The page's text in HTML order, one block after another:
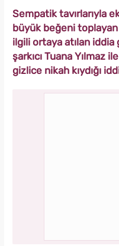
Sempatik tavırlarıyla
büyük beğeni
ilgili ortaya atılan
şarkıcı Tuana Yılmaz
gizlice nikah kıydığı